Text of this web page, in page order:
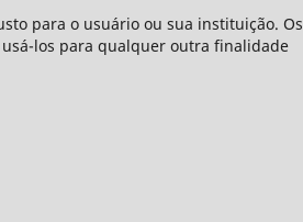
para o usuário ou sua instituição. Os
los para qualquer outra finalidade